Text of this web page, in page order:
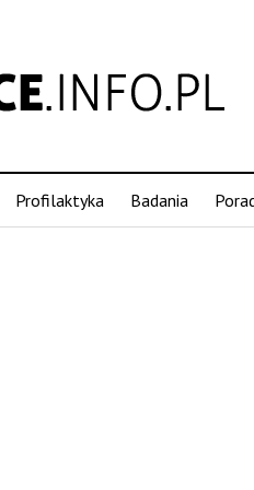
Profilaktyka Badania